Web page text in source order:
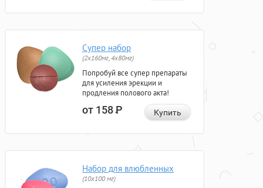
Супер набор
(2х160мг, 4х80мг)
Попробуй все супер препараты
для усиления эрекции и
продления полового акта!
от 158Р Купить
Набор для влюбленных
(10х100 мг)